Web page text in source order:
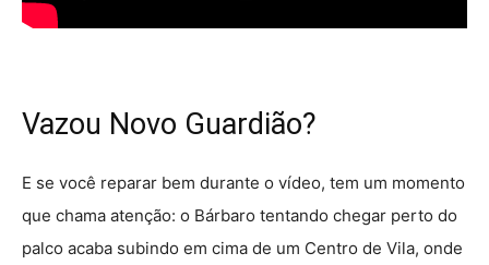
Vazou Novo Guardião?
E se você reparar bem durante o vídeo, tem um momento
que chama atenção: o Bárbaro tentando chegar perto do
palco acaba subindo em cima de um Centro de Vila, onde